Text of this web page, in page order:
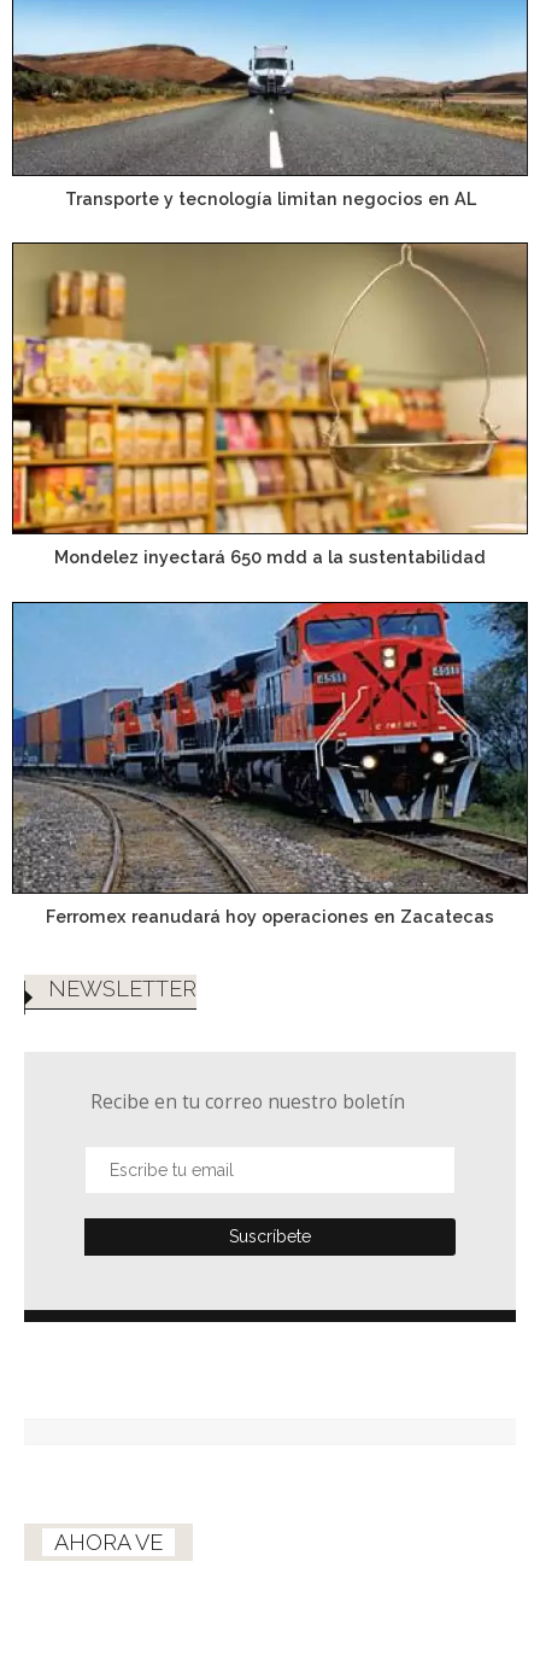
Transporte y tecnología limitan negocios en AL
Mondelez inyectará 650 mdd a la sustentabilidad
Ferromex reanudará hoy operaciones en Zacatecas
NEWSLETTER
Recibe en tu correo nuestro boletín
AHORA VE